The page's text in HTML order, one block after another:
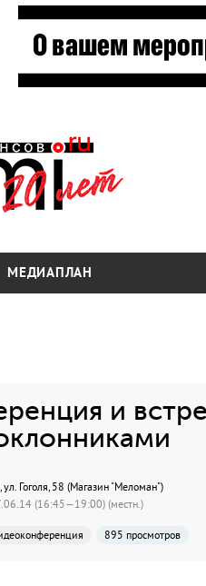
МЕДИАПЛАН
и
Гоголя, 58 (Магазин "Меломан")
(16:45—19:00) (местн.)
895 просмотров